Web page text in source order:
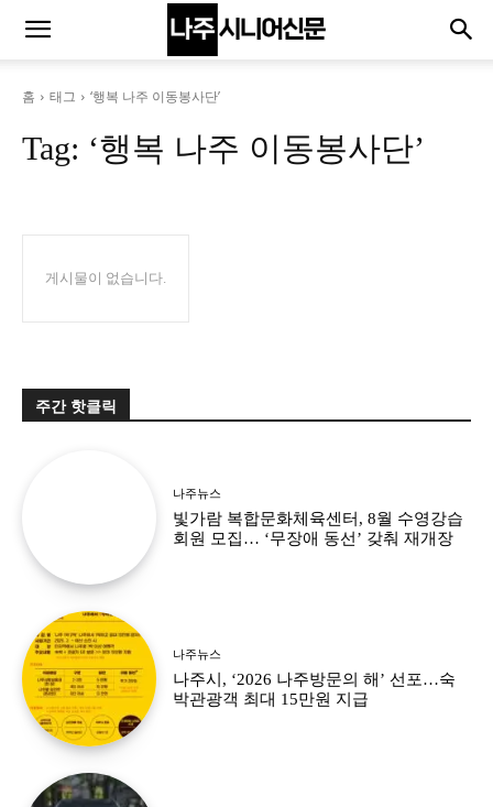
홈 태그 ‘행복 나주 이동봉사단’
Tag: ‘행복 나주 이동봉사단’
게시물이 없습니다.
주간 핫클릭
나주뉴스
빛가람 복합문화체육센터, 8월 수영강습
회원 모집… ‘무장애 동선’ 갖춰 재개장
나주뉴스
나주시, ‘2026 나주방문의 해’ 선포…숙
박관광객 최대 15만원 지급